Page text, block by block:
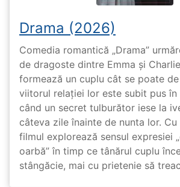
Drama (2026)
Comedia romantică „Drama”
de dragoste dintre Emma și
formează un cuplu cât se poate
viitorul relației lor este subit pus
când un secret tulburător iese la
câteva zile înainte de nunta lor.
filmul explorează sensul expresiei
oarbă” în timp ce tânărul cuplu
stângăcie, mai cu prietenie să